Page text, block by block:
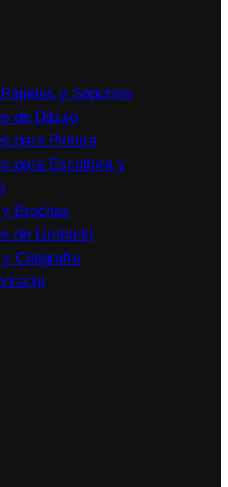
y Soportes
de Dibujo
para Pintura
para Escultura y
Brochas
de Grabado
Caligrafía